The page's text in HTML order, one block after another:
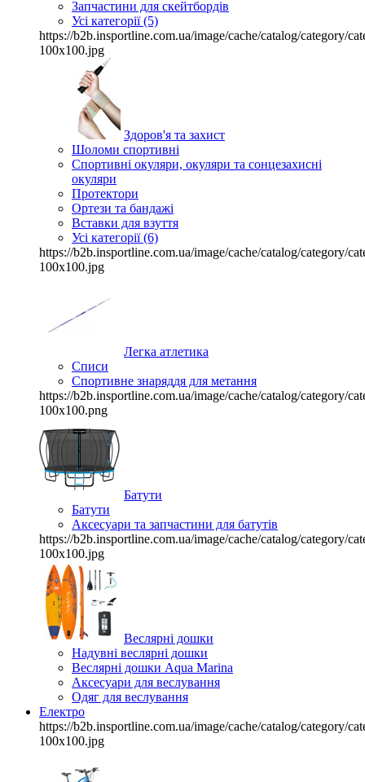
Запчастини для скейтбордів
Усі категорії (5)
https://b2b.insportline.com.ua/image/cache/catalog/category/
100x100.jpg
Здоров'я та захист
Шоломи спортивні
Спортивні окуляри, окуляри та сонцезахисні
окуляри
Протектори
Ортези та бандажі
Вставки для взуття
Усі категорії (6)
https://b2b.insportline.com.ua/image/cache/catalog/category/
100x100.jpg
Легка атлетика
Списи
Спортивне знаряддя для метання
https://b2b.insportline.com.ua/image/cache/catalog/category/
100x100.png
Батути
Батути
Аксесуари та запчастини для батутів
https://b2b.insportline.com.ua/image/cache/catalog/category/
100x100.jpg
Веслярні дошки
Надувні веслярні дошки
Веслярні дошки Aqua Marina
Аксесуари для веслування
Одяг для веслування
Електро
https://b2b.insportline.com.ua/image/cache/catalog/category/
100x100.jpg